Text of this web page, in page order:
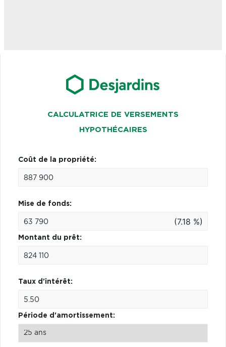
CALCULATRICE DE VERSEMENTS
HYPOTHÉCAIRES
Coût de la propriété:
Mise de fonds:
(7.18 %)
Montant du prêt:
Taux d'intérêt:
Période d'amortissement: